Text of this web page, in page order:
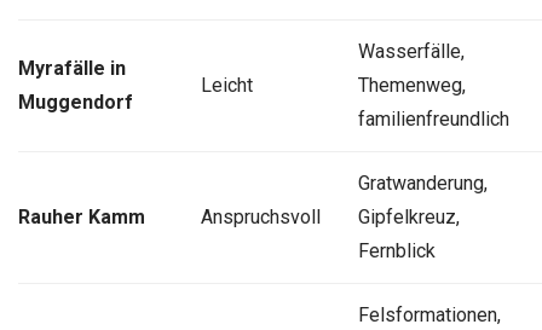
Myrafälle in
Muggendorf
Leicht
Wasserfälle,
Themenweg,
familienfreundlich
Rauher Kamm Anspruchsvoll
Gratwanderung,
Gipfelkreuz,
Fernblick
Felsformationen,